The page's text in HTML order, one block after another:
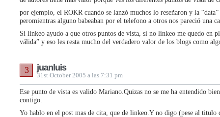
por ejemplo, el ROKR cuando se lanzó muchos lo reseñaron y la
peromientras alguno babeaban por el telefono a otros nos pareció una
Si linkeo ayudo a que otros puntos de vista, si no linkeo me quedo en
válida” y eso les resta mucho del verdadero valor de los blogs como
juanluis
31st October 2005 a las 7:31 pm
3
Ese punto de vista es valido Mariano.Quizas no se me ha entendido
contigo.
Yo hablo en el post mas de cita, que de linkeo.Y no digo (pese al titulo